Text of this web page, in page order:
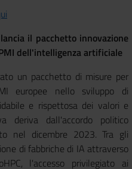
il pacchetto innovazione
dell'intelligenza artificiale
un pacchetto di misure per
europee nello sviluppo di
e rispettosa dei valori e
deriva dall'accordo politico
nel dicembre 2023. Tra gli
di fabbriche di IA attraverso
l'accesso privilegiato ai